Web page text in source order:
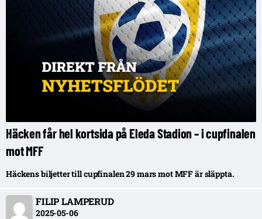
Häcken får hel kortsida på Eleda Stadion – i cupfinalen
mot MFF
Häckens biljetter till cupfinalen 29 mars mot MFF är släppta.
FILIP LAMPERUD
2025-05-06